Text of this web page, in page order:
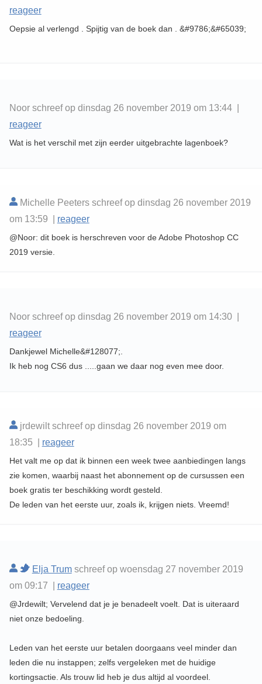
reageer
Oepsie al verlengd . Spijtig van de boek dan . &#9786;&#65039;
Noor schreef op dinsdag 26 november 2019 om 13:44 |
reageer
Wat is het verschil met zijn eerder uitgebrachte lagenboek?
Michelle Peeters schreef op dinsdag 26 november 2019
om 13:59 | reageer
@Noor: dit boek is herschreven voor de Adobe Photoshop CC
2019 versie.
Noor schreef op dinsdag 26 november 2019 om 14:30 |
reageer
Dankjewel Michelle&#128077;.
Ik heb nog CS6 dus .....gaan we daar nog even mee door.
jrdewilt schreef op dinsdag 26 november 2019 om
18:35 | reageer
Het valt me op dat ik binnen een week twee aanbiedingen langs
zie komen, waarbij naast het abonnement op de cursussen een
boek gratis ter beschikking wordt gesteld.
De leden van het eerste uur, zoals ik, krijgen niets. Vreemd!
Elja Trumschreef op woensdag 27 november 2019
om 09:17 | reageer
@Jrdewilt; Vervelend dat je je benadeelt voelt. Dat is uiteraard
niet onze bedoeling.
Leden van het eerste uur betalen doorgaans veel minder dan
leden die nu instappen; zelfs vergeleken met de huidige
kortingsactie. Als trouw lid heb je dus altijd al voordeel.